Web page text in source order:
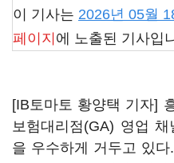
이 기사는 2026년 05월
페이지 에 노출된 기사입
[IB토마토 황양택 기자]
보험대리점(GA) 영업
을 우수하게 거두고 있